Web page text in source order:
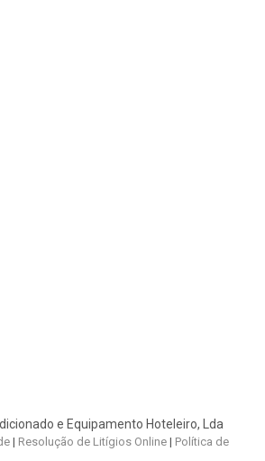
e Equipamento Hoteleiro, Lda
| Resolução de Litígios Online | Política de